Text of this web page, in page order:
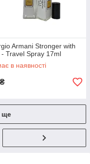
Armani Stronger with
- Travel Spray 17ml
в наявності
₴
ще